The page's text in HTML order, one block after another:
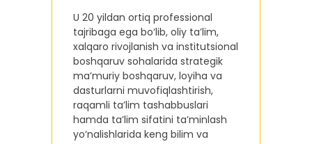
U 20 yildan ortiq professional
tajribaga ega bo‘lib, oliy ta’lim,
xalqaro rivojlanish va institutsional
boshqaruv sohalarida strategik
ma’muriy boshqaruv, loyiha va
dasturlarni muvofiqlashtirish,
raqamli ta’lim tashabbuslari
hamda ta’lim sifatini ta’minlash
yo‘nalishlarida keng bilim va